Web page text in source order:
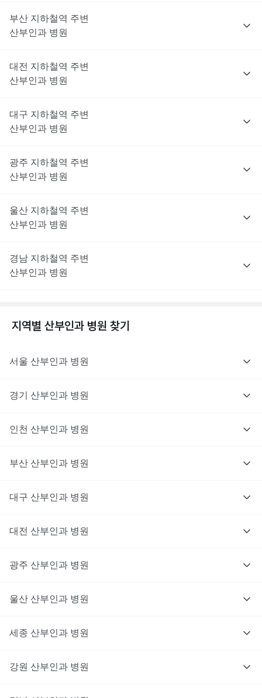
부산 지하철역 주변
산부인과 병원
대전 지하철역 주변
산부인과 병원
대구 지하철역 주변
산부인과 병원
광주 지하철역 주변
산부인과 병원
울산 지하철역 주변
산부인과 병원
경남 지하철역 주변
산부인과 병원
지역별 산부인과 병원 찾기
서울 산부인과 병원
경기 산부인과 병원
인천 산부인과 병원
부산 산부인과 병원
대구 산부인과 병원
대전 산부인과 병원
광주 산부인과 병원
울산 산부인과 병원
세종 산부인과 병원
강원 산부인과 병원